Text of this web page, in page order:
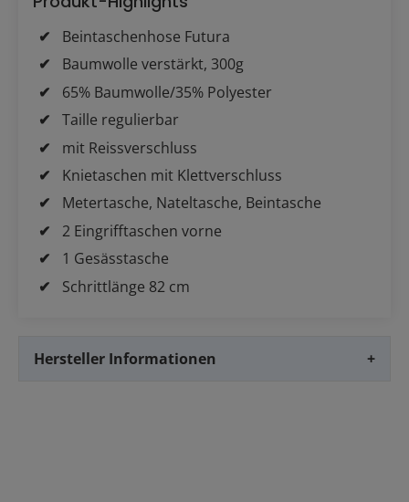
Beintaschenhose Futura
Baumwolle verstärkt, 300g
65% Baumwolle/35% Polyester
Taille regulierbar
mit Reissverschluss
Knietaschen mit Klettverschluss
Metertasche, Nateltasche, Beintasche
2 Eingrifftaschen vorne
1 Gesässtasche
Schrittlänge 82 cm
Hersteller Informationen +